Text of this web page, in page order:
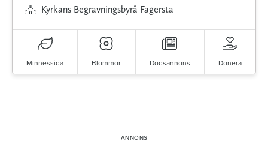
Kyrkans Begravningsbyrå Fagersta
Minnessida Blommor Dödsannons Donera